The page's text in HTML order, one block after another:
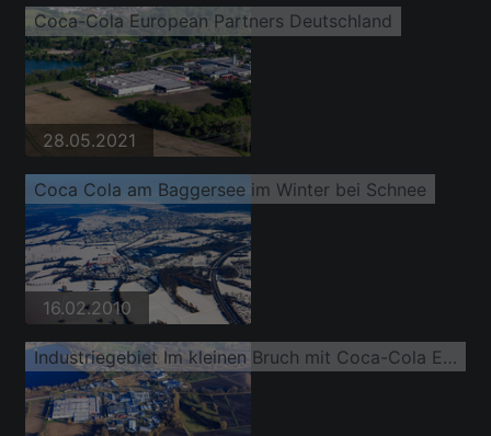
Coca-Cola European Partners Deutschland
28.05.2021
Coca Cola am Baggersee im Winter bei Schnee
16.02.2010
Industriegebiet Im kleinen Bruch mit Coca-Cola Europacific Partners Deutschland GmbH, Standort Laden + Innenausbau Markstahler + Barth GmbH und Wackershauser und Fauth GmbH